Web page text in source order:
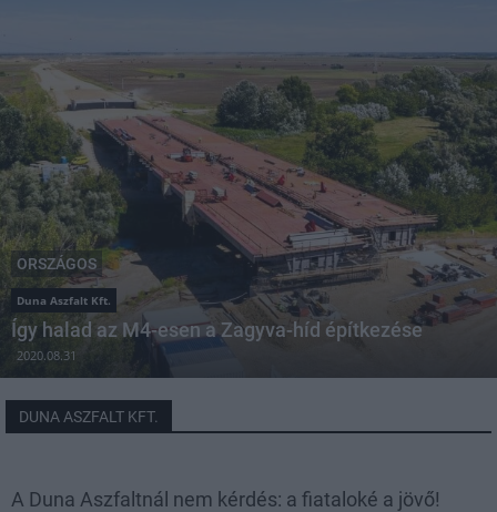
ORSZÁGOS
Duna Aszfalt Kft.
Így halad az M4-esen a Zagyva-híd építkezése
2020.08.31
DUNA ASZFALT KFT.
A Duna Aszfaltnál nem kérdés: a fiataloké a jövő!